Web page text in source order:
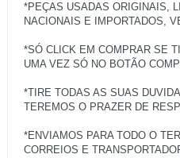
*PEÇAS USADAS ORIGINAIS,
NACIONAIS E IMPORTADOS,
*SÓ CLICK EM COMPRAR SE
UMA VEZ SÓ NO BOTÃO
*TIRE TODAS AS SUAS
TEREMOS O PRAZER DE
*ENVIAMOS PARA TODO O
CORREIOS E